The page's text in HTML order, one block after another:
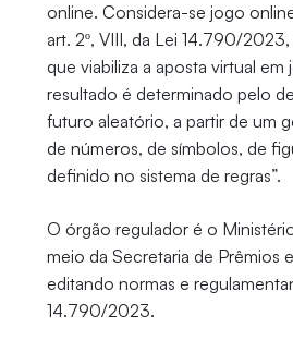
online. Considera-se jogo
art. 2º, VIII, da Lei 14.790/
que viabiliza a aposta virtual
resultado é determinado pelo
futuro aleatório, a partir de um
de números, de símbolos, de
definido no sistema de regras”.
O órgão regulador é o
meio da Secretaria de Prêmios
editando normas e
14.790/2023.